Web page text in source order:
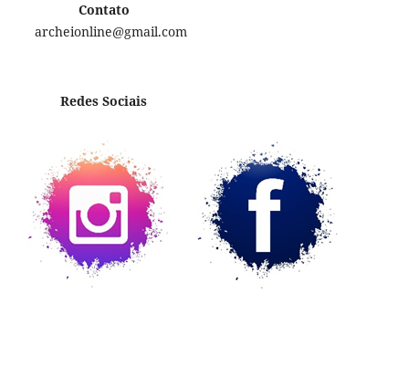
Contato
archeionline@gmail.com
Redes Sociais